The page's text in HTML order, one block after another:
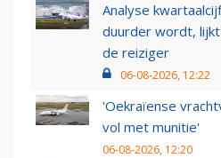
Analyse
duurder wordt,
de reiziger
06-08-2026, 12:22
'Oekraïense
vol met munitie'
06-08-2026, 12:20